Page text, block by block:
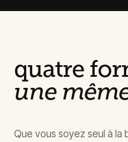
quatre
une
Que vous soyez seul à la